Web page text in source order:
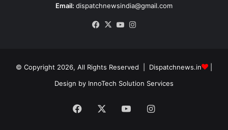
Email: dispatchnewsindia@gmail.com
Facebook
X YouTube
© Copyright 2026, All Rights Reserved | Dispatchnews.in
Design by InnoTech Solution Services
Facebook YouTubeInstagram